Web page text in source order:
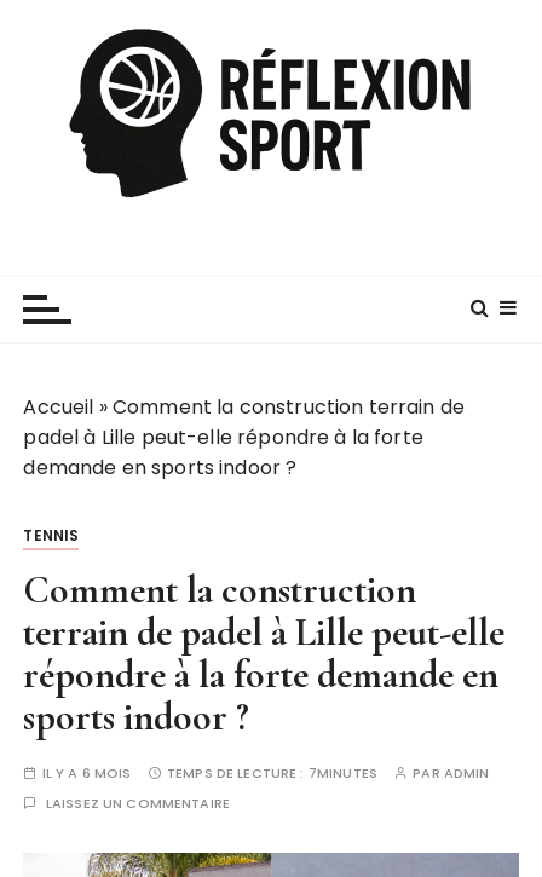
Accueil »Comment la construction terrain de
padel à Lille peut-elle répondre à la forte
demande en sports indoor ?
TENNIS
Comment la construction
terrain de padel à Lille peut-elle
répondre à la forte demande en
sports indoor ?
IL Y A 6 MOIS TEMPS DE LECTURE : 7MINUTES PAR ADMIN
LAISSEZ UN COMMENTAIRE